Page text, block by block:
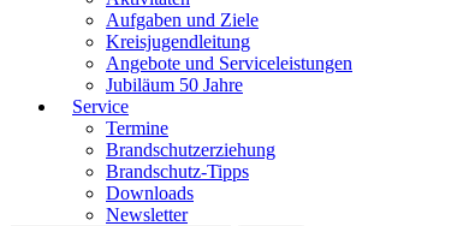
Aufgaben und Ziele
Kreisjugendleitung
Angebote und Serviceleistungen
Jubiläum 50 Jahre
Service
Termine
Brandschutzerziehung
Brandschutz-Tipps
Downloads
Newsletter